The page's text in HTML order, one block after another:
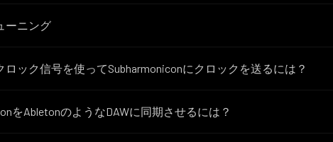
ーニング
ロック信号を使ってSubharmoniconにクロックを送るには？
をAbletonのようなDAWに同期させるには？